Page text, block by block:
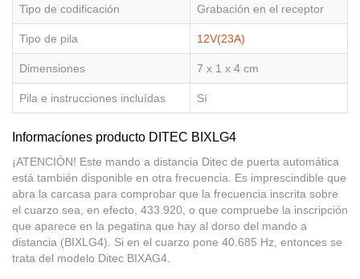
Tipo de codificación Grabación en el receptor
Tipo de pila 12V(23A)
Dimensiones 7 x 1 x 4 cm
Pila e instrucciones incluídas Sí
Informacíones producto DITEC BIXLG4
¡ATENCIÓN! Este mando a distancia Ditec de puerta automática
está también disponible en otra frecuencia. Es imprescindible que
abra la carcasa para comprobar que la frecuencia inscrita sobre
el cuarzo sea, en efecto, 433.920, o que compruebe la inscripción
que aparece en la pegatina que hay al dorso del mando a
distancia (BIXLG4). Si en el cuarzo pone 40.685 Hz, entonces se
trata del modelo Ditec BIXAG4.